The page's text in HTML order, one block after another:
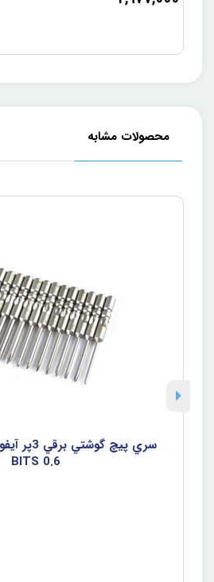
محصولات مشابه
BITS 0.6